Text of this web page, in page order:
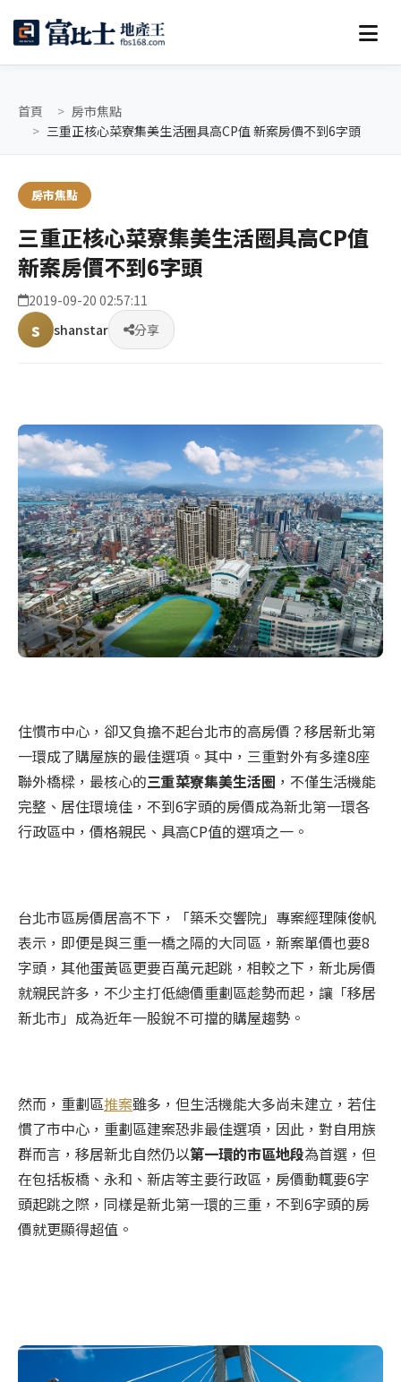
首頁
房市焦點
三重正核心菜寮集美生活圈具高CP值 新案房價不到6字頭
房市焦點
三重正核心菜寮集美生活圈具高CP值
新案房價不到6字頭
2019-09-20 02:57:11
s shanstar 分享
住慣市中心，卻又負擔不起台北市的高房價？移居新北第
一環成了購屋族的最佳選項。其中，三重對外有多達8座
聯外橋樑，最核心的三重菜寮集美生活圈 ，不僅生活機能
完整、居住環境佳，不到6字頭的房價成為新北第一環各
行政區中，價格親民、具高CP值的選項之一。
台北市區房價居高不下，「築禾交響院」專案經理陳俊帆
表示，即便是與三重一橋之隔的大同區，新案單價也要8
字頭，其他蛋黃區更要百萬元起跳，相較之下，新北房價
就親民許多，不少主打低總價重劃區趁勢而起，讓「移居
新北市」成為近年一股銳不可擋的購屋趨勢。
然而，重劃區推案雖多，但生活機能大多尚未建立，若住
慣了市中心，重劃區建案恐非最佳選項，因此，對自用族
群而言，移居新北自然仍以第一環的市區地段為首選，但
在包括板橋、永和、新店等主要行政區，房價動輒要6字
頭起跳之際，同樣是新北第一環的三重，不到6字頭的房
價就更顯得超值。